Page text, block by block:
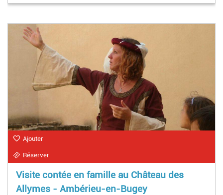
Ajouter
Réserver
Visite contée en famille au Château des
Allymes - Ambérieu-en-Bugey